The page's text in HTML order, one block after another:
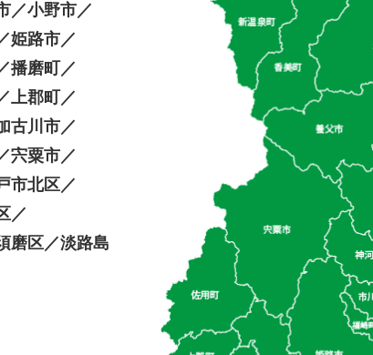
／小野市／
姫路市／
播磨町／
上郡町／
古川市／
宍粟市／
市北区／
／
磨区／淡路島